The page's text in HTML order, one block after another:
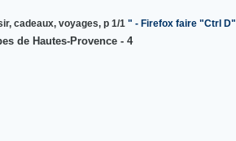
cadeaux, voyages, p 1/1" - Firefox faire "Ctrl D"
de Hautes-Provence - 4